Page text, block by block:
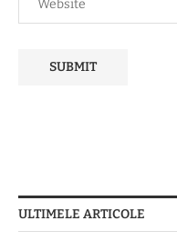
ULTIMELE ARTICOLE